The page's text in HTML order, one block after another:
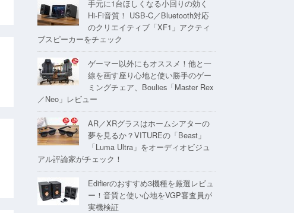
手元に1台ほしくなる小回りの効く
Hi-Fi音質！ USB-C／Bluetooth対応
のクリエイティブ「XF1」アクティ
ブスピーカーをチェック
ゲーマー以外にもオススメ！他と一
線を画す座り心地と使い勝手のゲー
ミングチェア、Boulies「Master Rex
／Neo」レビュー
AR／XRグラスはホームシアターの
夢を見るか？VITUREの「Beast」
「Luma Ultra」をオーディオビジュ
アル評論家がチェック！
Edifierのおすすめ3機種を厳選レビュ
ー！音質と使い心地をVGP審査員が
実機検証